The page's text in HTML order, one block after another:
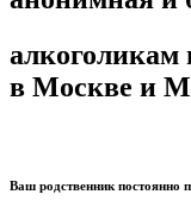
в Москве и
Ваш родственник постоянно